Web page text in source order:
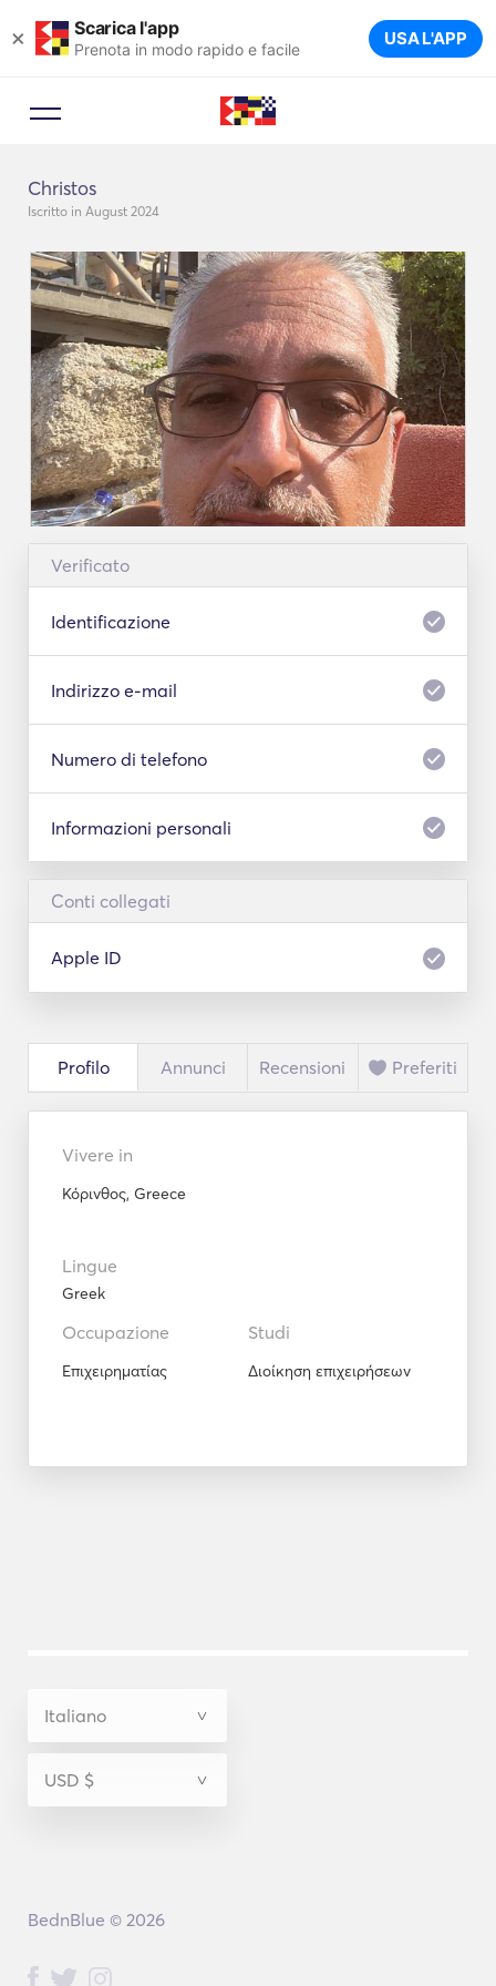
× Scarica l'app
Prenota in modo rapido e facile USA L'APP
Christos
Iscritto in August 2024
Verificato
Identificazione
Indirizzo e-mail
Numero di telefono
Informazioni personali
Conti collegati
Apple ID
Profilo Annunci Recensioni Preferiti
Vivere in
Κόρινθος, Greece
Lingue
Greek
Occupazione
Επιχειρηματίας
Studi
Διοίκηση επιχειρήσεων
BednBlue © 2026